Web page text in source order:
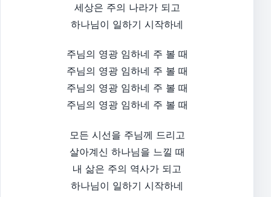
세상은 주의 나라가 되고
하나님이 일하기 시작하네
주님의 영광 임하네 주 볼 때
주님의 영광 임하네 주 볼 때
주님의 영광 임하네 주 볼 때
주님의 영광 임하네 주 볼 때
모든 시선을 주님께 드리고
살아계신 하나님을 느낄 때
내 삶은 주의 역사가 되고
하나님이 일하기 시작하네